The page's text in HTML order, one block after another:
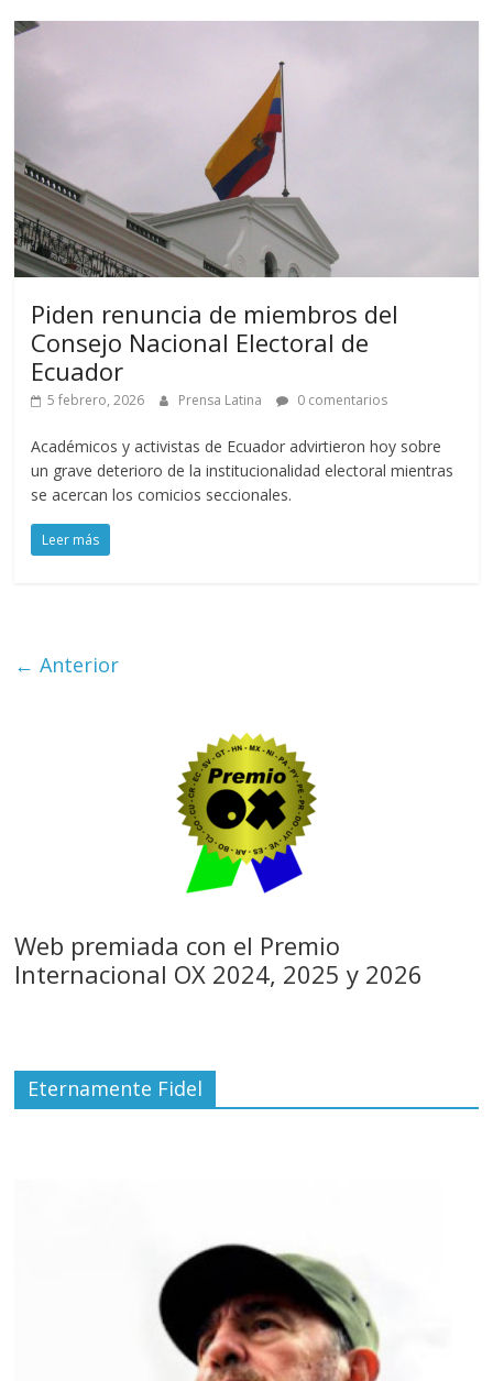
Piden renuncia de miembros del
Consejo Nacional Electoral de
Ecuador
5 febrero, 2026 Prensa Latina 0 comentarios
Académicos y activistas de Ecuador advirtieron hoy sobre
un grave deterioro de la institucionalidad electoral mientras
se acercan los comicios seccionales.
Leer más
← Anterior
Web premiada con el Premio
Internacional OX 2024, 2025 y 2026
Eternamente Fidel